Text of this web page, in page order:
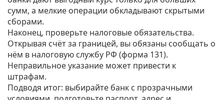
сумм, а мелкие операции обкладывают скрытыми
сборами.
Наконец, проверьте налоговые обязательства.
Открывая счёт за границей, вы обязаны сообщать о
нём в налоговую службу РФ (форма 131).
Неправильное указание может привести к
штрафам.
Подводя итог: выбирайте банк с прозрачными